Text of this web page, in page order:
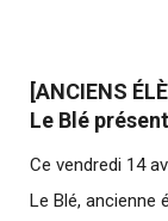
[ANCIENS
Le Blé
Ce vendredi 14
Le Blé, ancienne